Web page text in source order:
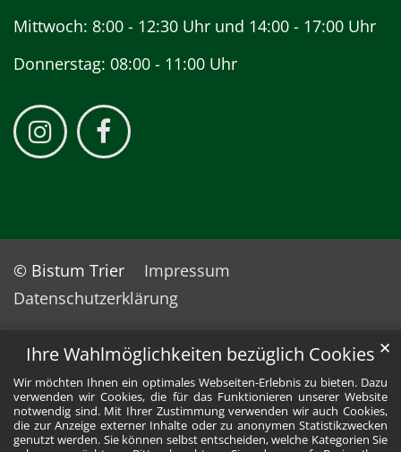
Ihre Wahlmöglichkeiten bezüglich Cookies
Wir möchten Ihnen ein optimales Webseiten-Erlebnis zu bieten. Dazu
verwenden wir Cookies, die für das Funktionieren unserer Website
notwendig sind. Mit Ihrer Zustimmung verwenden wir auch Cookies,
die zur Anzeige externer Inhalte oder zu anonymen Statistikzwecken
genutzt werden. Sie können selbst entscheiden, welche Kategorien Sie
✕
Mittwoch: 8:00 - 12:30 Uhr und 14:00 - 17:00 Uhr
Donnerstag: 08:00 - 11:00 Uhr
© Bistum Trier
Impressum
Datenschutzerklärung